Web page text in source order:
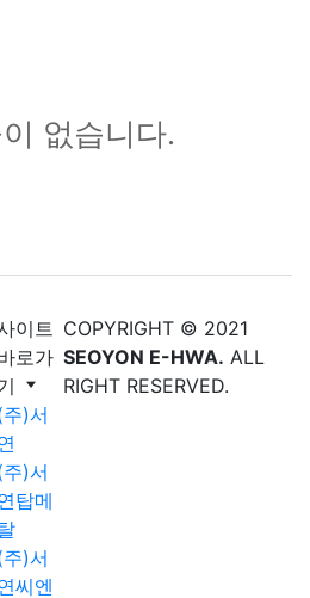
없습니다.
이트
로가
)서
)서
탑메
)서
씨엔
COPYRIGHT © 2021
SEOYON E-HWA. ALL
RIGHT RESERVED.